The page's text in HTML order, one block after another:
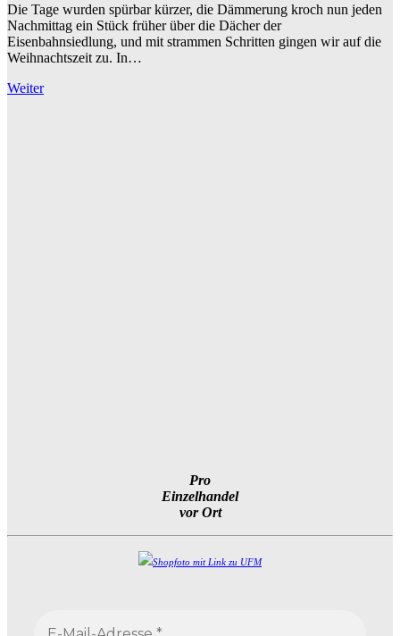
Die Tage wurden spürbar kürzer, die Dämmerung kroch nun jeden
Nachmittag ein Stück früher über die Dächer der
Eisenbahnsiedlung, und mit strammen Schritten gingen wir auf die
Weihnachtszeit zu. In…
Weiter
Pro
Einzelhandel
vor Ort
Shopfoto mit Link zu UFM